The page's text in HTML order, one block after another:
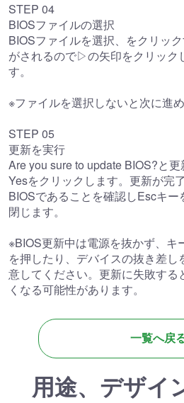
STEP 04
BIOSファイルの選択
BIOSファイルを選択、をクリッ
がされるので▷の矢印をクリック
す。
※ファイルを選択しないと次に進め
STEP 05
更新を実行
Are you sure to update BIOS?と
Yesをクリックします。更新が完
BIOSであることを確認しEscキ
閉じます。
※BIOS更新中は電源を抜かず、キ
を押したり、デバイスの抜き差
意してください。更新に失敗する
くなる可能性があります。
一覧へ戻
用途、デザイ